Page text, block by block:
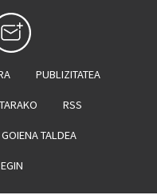
PUBLIZITATEA
RSS
GOIENA TALDEA